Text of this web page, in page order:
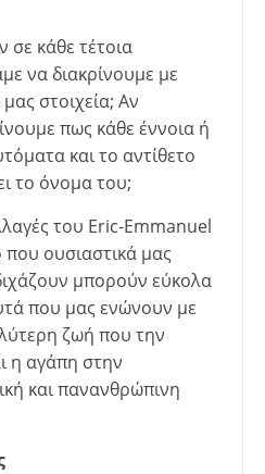
σε κάθε τέτοια
να διακρίνουμε με
στοιχεία; Αν
πως κάθε έννοια ή
και το αντίθετο
το όνομα του;
του Eric-Emmanuel
που ουσιαστικά μας
μπορούν εύκολα
που μας ενώνουν με
ζωή που την
η αγάπη στην
και πανανθρώπινη